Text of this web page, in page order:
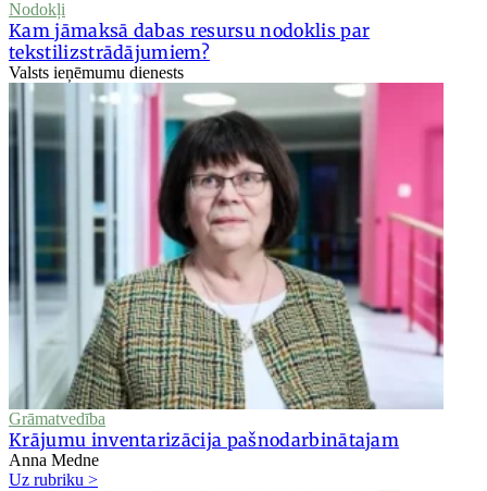
Nodokļi
Kam jāmaksā dabas resursu nodoklis par
tekstilizstrādājumiem?
Valsts ieņēmumu dienests
Grāmatvedība
Krājumu inventarizācija pašnodarbinātajam
Anna Medne
Uz rubriku >